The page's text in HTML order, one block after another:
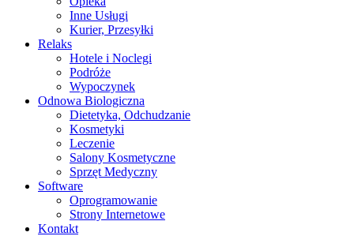
Inne Usługi
Kurier, Przesyłki
Relaks
Hotele i Noclegi
Podróże
Wypoczynek
Odnowa Biologiczna
Dietetyka, Odchudzanie
Kosmetyki
Leczenie
Salony Kosmetyczne
Sprzęt Medyczny
Software
Oprogramowanie
Strony Internetowe
Kontakt